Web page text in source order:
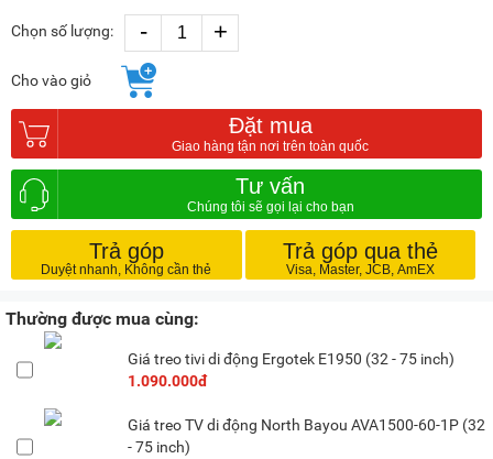
Chọn số lượng: - +
Cho vào giỏ
Đặt mua
Tư vấn
Trả góp Trả góp qua thẻ
Thường được mua cùng:
Giá treo tivi di động Ergotek E1950 (32 - 75 inch)
1.090.000đ
Giá treo TV di động North Bayou AVA1500-60-1P (32
- 75 inch)